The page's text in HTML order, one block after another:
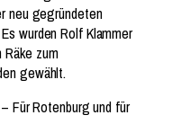
neu gegründeten
wurden Rolf Klammer
Räke zum
gewählt.
Für Rotenburg und für